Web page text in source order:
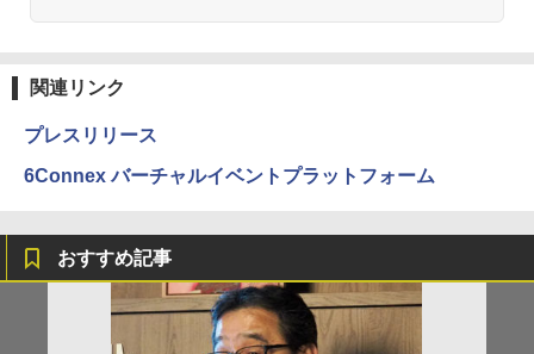
関連リンク
プレスリリース
6Connex バーチャルイベントプラットフォーム
おすすめ記事